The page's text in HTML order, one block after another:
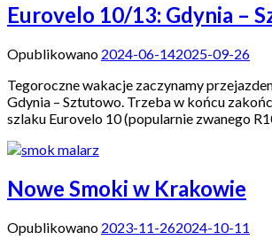
Eurovelo 10/13: Gdynia –
Opublikowano 2024-06-142025-09-26
Tegoroczne wakacje zaczynamy
Gdynia – Sztutowo. Trzeba w końcu
szlaku Eurovelo 10 (popularnie zwanego
Nowe Smoki w Krakowie
Opublikowano 2023-11-262024-10-11